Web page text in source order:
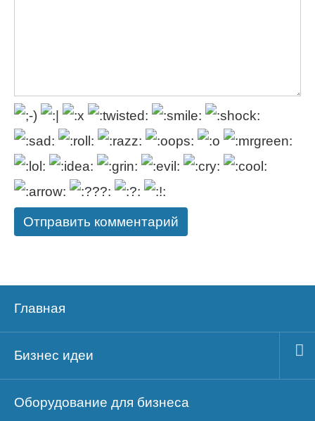
Главная
Бизнес идеи
Оборудование для бизнеса